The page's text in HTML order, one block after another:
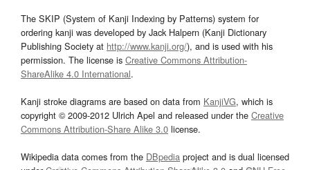
The SKIP (System of Kanji Indexing by Patterns) system for
ordering kanji was developed by Jack Halpern (Kanji Dictionary
Publishing Society at http://www.kanji.org/), and is used with his
permission. The license is Creative Commons Attribution-
ShareAlike 4.0 International.
Kanji stroke diagrams are based on data from KanjiVG, which is
copyright © 2009-2012 Ulrich Apel and released under the Creative
Commons Attribution-Share Alike 3.0 license.
Wikipedia data comes from the DBpedia project and is dual licensed